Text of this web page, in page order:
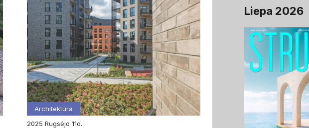
Architektūra
2025
rugsėjo 11d.
Liepa 2026